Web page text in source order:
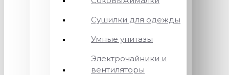
Сушилки для одежды
Умные унитазы
Электрочайники и
вентиляторы